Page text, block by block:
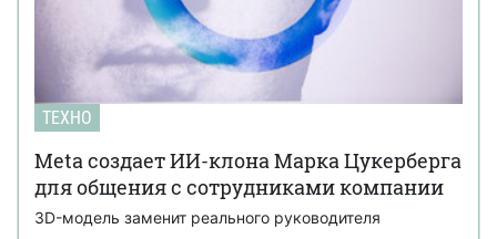
ТЕХНО
Meta создает ИИ-клона Марка Цукерберга
для общения с сотрудниками компании
3D-модель заменит реального руководителя